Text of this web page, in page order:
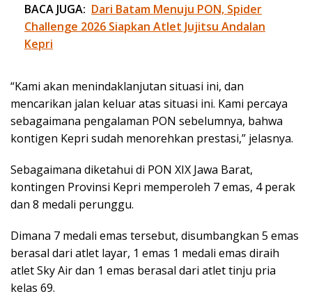
BACA JUGA: Dari Batam Menuju PON, Spider
Challenge 2026 Siapkan Atlet Jujitsu Andalan
Kepri
“Kami akan menindaklanjutan situasi ini, dan
mencarikan jalan keluar atas situasi ini. Kami percaya
sebagaimana pengalaman PON sebelumnya, bahwa
kontigen Kepri sudah menorehkan prestasi,” jelasnya.
Sebagaimana diketahui di PON XIX Jawa Barat,
kontingen Provinsi Kepri memperoleh 7 emas, 4 perak
dan 8 medali perunggu.
Dimana 7 medali emas tersebut, disumbangkan 5 emas
berasal dari atlet layar, 1 emas 1 medali emas diraih
atlet Sky Air dan 1 emas berasal dari atlet tinju pria
kelas 69.